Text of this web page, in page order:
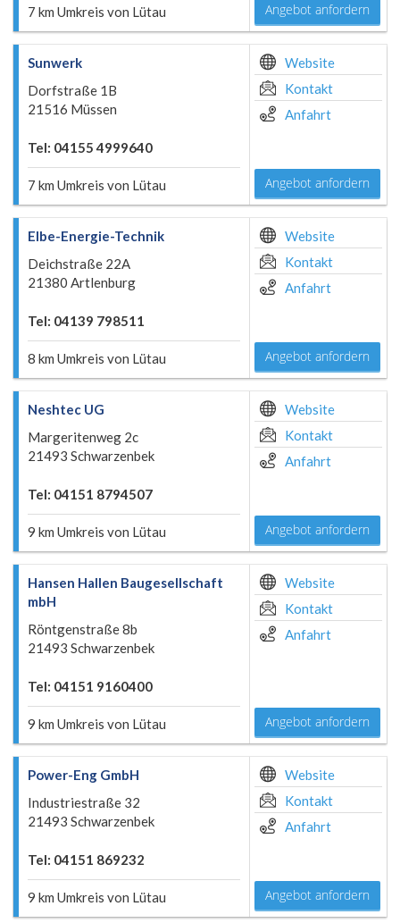
7 km Umkreis von Lütau Angebot anfordern
Sunwerk
Dorfstraße 1B
21516 Müssen
Tel: 04155 4999640
7 km Umkreis von Lütau
Website
Kontakt
Anfahrt
Angebot anfordern
Elbe-Energie-Technik
Deichstraße 22A
21380 Artlenburg
Tel: 04139 798511
8 km Umkreis von Lütau
Website
Kontakt
Anfahrt
Angebot anfordern
Neshtec UG
Margeritenweg 2c
21493 Schwarzenbek
Tel: 04151 8794507
9 km Umkreis von Lütau
Website
Kontakt
Anfahrt
Angebot anfordern
Hansen Hallen Baugesellschaft
mbH
Röntgenstraße 8b
21493 Schwarzenbek
Tel: 04151 9160400
9 km Umkreis von Lütau
Website
Kontakt
Anfahrt
Angebot anfordern
Power-Eng GmbH
Industriestraße 32
21493 Schwarzenbek
Tel: 04151 869232
9 km Umkreis von Lütau
Website
Kontakt
Anfahrt
Angebot anfordern